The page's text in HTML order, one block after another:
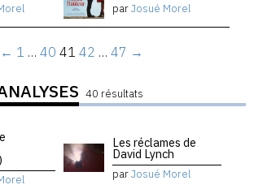
parJosué Morel
← 1 … 40 41 42 … 47 →
40 résultats
Les réclames de
David Lynch
parJosué Morel